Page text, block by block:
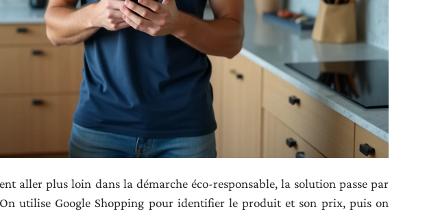
aller plus loin dans la démarche éco-responsable, la solution passe par
utilise Google Shopping pour identifier le produit et son prix, puis on